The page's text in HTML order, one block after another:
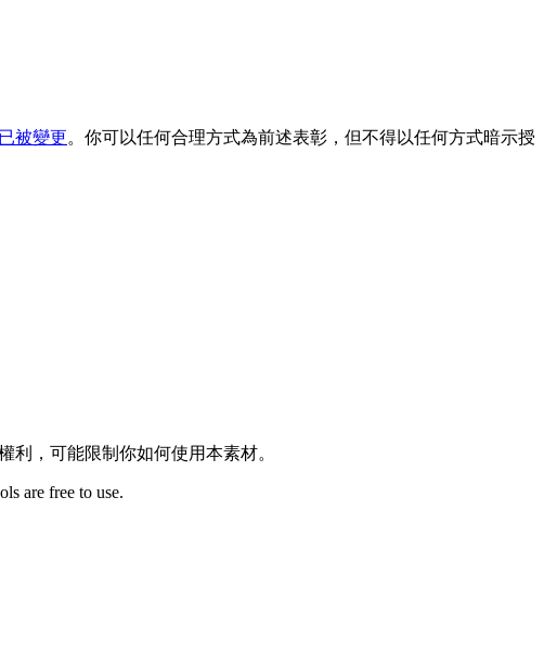
被變更。你可以任何合理方式為前述表彰，但不得以任何方式暗示授
利，可能限制你如何使用本素材。
are free to use.